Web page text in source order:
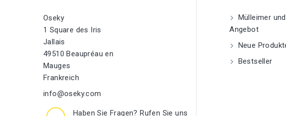
Oseky
1 Square des Iris
Jallais
49510 Beaupréau en
Mauges
Frankreich
info@oseky.com
Haben Sie Fragen? Rufen Sie uns
Mülleimer
Angebot
Neue
Bestseller